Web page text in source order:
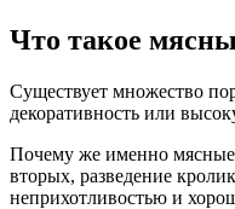
Что такое
Существует множество
декоративность или
Почему же именно мясные
вторых, разведение
неприхотливостью и